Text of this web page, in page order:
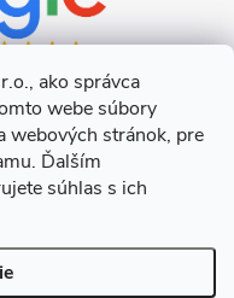
ako správca
webe súbory
webových stránok, pre
Ďalším
súhlas s ich